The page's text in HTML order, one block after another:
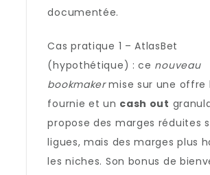
documentée.
Cas pratique 1 – AtlasBet
(hypothétique) : ce nouveau
bookmakermise sur une offre
fournie et un cash out
propose des marges réduites
ligues, mais des marges plus
les niches. Son bonus de